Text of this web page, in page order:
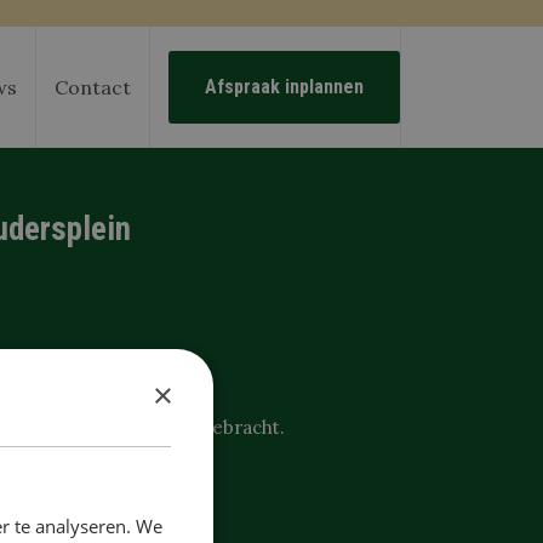
Contact Afspraak inplannen
bij u in rekening gebracht.
×
te analyseren. We